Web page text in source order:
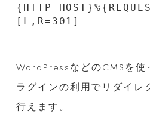
WordPressなどのCMSを
ラグインの利用でリダイレ
行えます。